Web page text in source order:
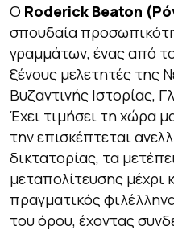
Ο Roderick Beaton
σπουδαία
γραμμάτων, ένας από
ξένους μελετητές της
Βυζαντινής Ιστορίας,
Έχει τιμήσει τη χώρα
την επισκέπτεται
δικτατορίας, τα
μεταπολίτευσης μέχρι
πραγματικός
του όρου, έχοντας